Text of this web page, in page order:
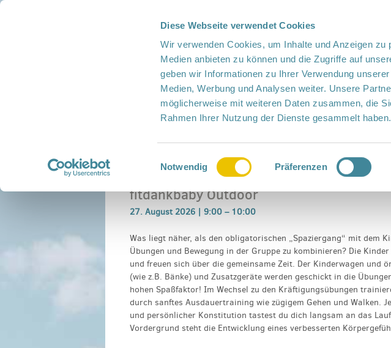
Diese Webseite verwendet Cookies
Wir verwenden Cookies, um Inhalte und Anzeigen
Medien anbieten zu können und die Zugriffe auf
geben wir Informationen zu Ihrer Verwendung
Medien, Werbung und Analysen weiter. Unsere
möglicherweise mit weiteren Daten zusammen, die
Rahmen Ihrer Nutzung der Dienste gesammelt haben.
Einwilligungsauswahl
Notwendig Präferenzen
Intern Netzwerk-Kompass Leichte Sprache
Termine
fitdankbaby Outdoor
fitdankbaby Outdoor
27. August 2026 | 9:00 – 10:00
Was liegt näher, als den obligatorischen „Spaziergang“ mit dem
Übungen und Bewegung in der Gruppe zu kombinieren? Die
und freuen sich über die gemeinsame Zeit. Der Kinderwagen und
(wie z.B. Bänke) und Zusatzgeräte werden geschickt in die
hohen Spaßfaktor! Im Wechsel zu den Kräftigungsübungen
durch sanftes Ausdauertraining wie zügigem Gehen und Walken.
und persönlicher Konstitution tastest du dich langsam an das
Vordergrund steht die Entwicklung eines verbesserten